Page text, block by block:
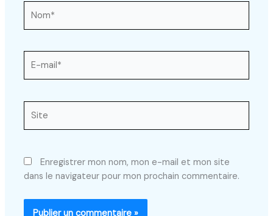
mail*
Enregistrer mon nom, mon e-mail et mon site
dans le navigateur pour mon prochain commentaire.